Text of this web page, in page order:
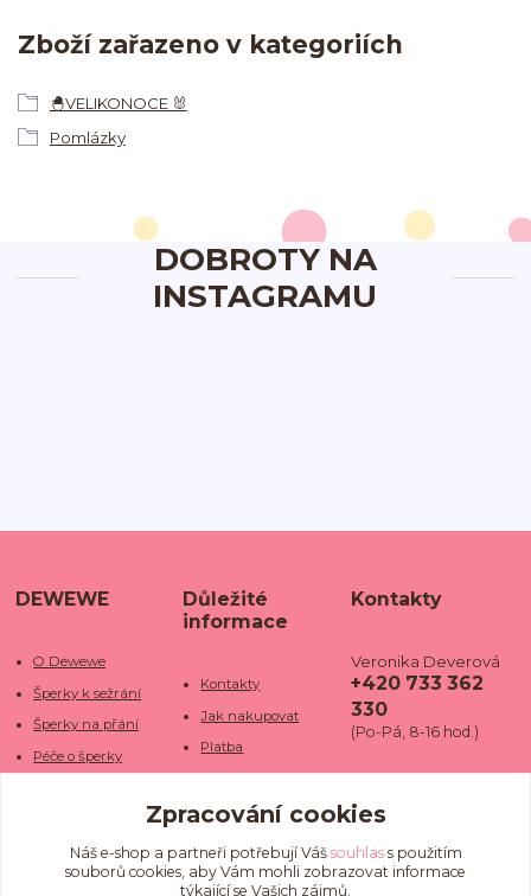
Zboží zařazeno v kategoriích
🐣VELIKONOCE 🐰
Pomlázky
DOBROTY NA
INSTAGRAMU
DEWEWE
O Dewewe
Šperky k sežrání
Šperky na přání
Péče o šperky
Kamenné obchody
Fotogalerie
Důležité
informace
Kontakty
Jak nakupovat
Platba
Doba dodání
Doprava
Obchodní podmínky
Kontakty
Veronika Deverová
+420 733 362
330
(Po-Pá, 8-16 hod.)
we.cz
Zpracování cookies
Náš e-shop a partneři potřebují Váš souhlass použitím
souborů cookies, aby Vám mohli zobrazovat informace
týkající se Vašich zájmů.